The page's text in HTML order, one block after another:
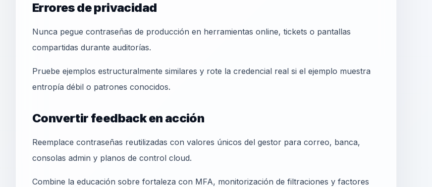
Errores de privacidad
Nunca pegue contraseñas de producción en herramientas online, tickets o pantallas
compartidas durante auditorías.
Pruebe ejemplos estructuralmente similares y rote la credencial real si el ejemplo muestra
entropía débil o patrones conocidos.
Convertir feedback en acción
Reemplace contraseñas reutilizadas con valores únicos del gestor para correo, banca,
consolas admin y planos de control cloud.
Combine la educación sobre fortaleza con MFA, monitorización de filtraciones y factores